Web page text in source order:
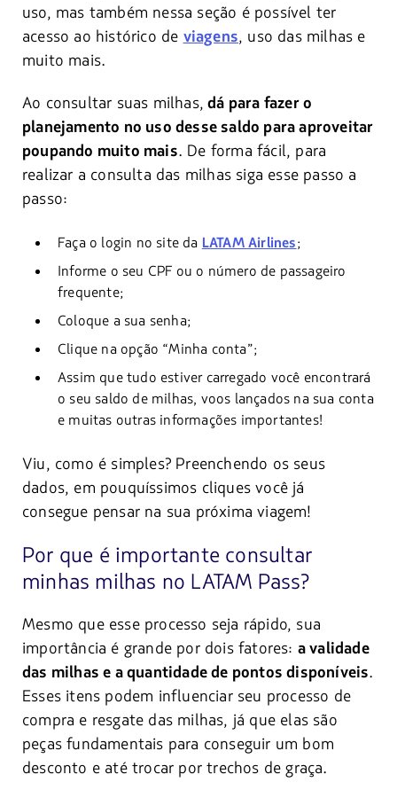
uso, mas também nessa seção é possível ter
acesso ao histórico de viagens, uso das milhas e
muito mais.
Ao consultar suas milhas, dá para fazer o
planejamento no uso desse saldo para aproveitar
poupando muito mais. De forma fácil, para
realizar a consulta das milhas siga esse passo a
passo:
Faça o login no site da LATAM Airlines;
Informe o seu CPF ou o número de passageiro
frequente;
Coloque a sua senha;
Clique na opção “Minha conta”;
Assim que tudo estiver carregado você encontrará
o seu saldo de milhas, voos lançados na sua conta
e muitas outras informações importantes!
Viu, como é simples? Preenchendo os seus
dados, em pouquíssimos cliques você já
consegue pensar na sua próxima viagem!
Por que é importante consultar
minhas milhas no LATAM Pass?
Mesmo que esse processo seja rápido, sua
importância é grande por dois fatores: a validade
das milhas e a quantidade de pontos disponíveis.
Esses itens podem influenciar seu processo de
compra e resgate das milhas, já que elas são
peças fundamentais para conseguir um bom
desconto e até trocar por trechos de graça.